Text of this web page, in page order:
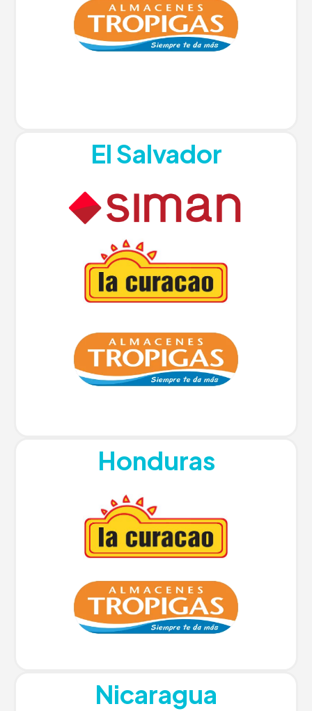
El Salvador
Honduras
Nicaragua